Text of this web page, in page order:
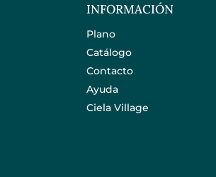
INFORMACIÓN
Plano
Catálogo
Contacto
Ayuda
Ciela Village